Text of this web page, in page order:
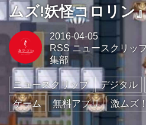
ムズ!妖怪コロリン
2016-04-05
RSS ニュースクリッ
集部
ニュースクリップ デジタル
ゲーム
無料アプリ 激ムズ